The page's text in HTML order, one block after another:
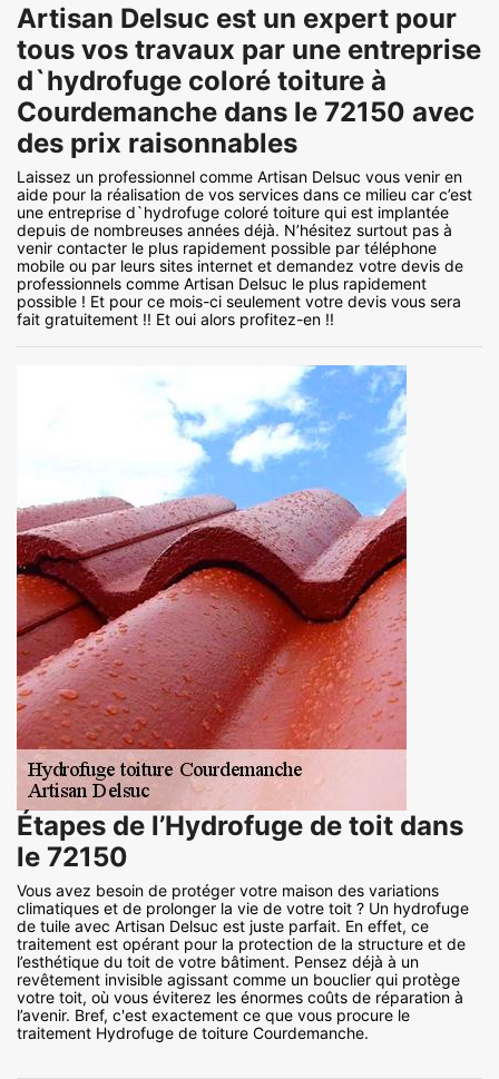
Artisan Delsuc est un expert pour
tous vos travaux par une entreprise
d`hydrofuge coloré toiture à
Courdemanche dans le 72150 avec
des prix raisonnables
Laissez un professionnel comme Artisan Delsuc vous venir en
aide pour la réalisation de vos services dans ce milieu car c’est
une entreprise d`hydrofuge coloré toiture qui est implantée
depuis de nombreuses années déjà. N’hésitez surtout pas à
venir contacter le plus rapidement possible par téléphone
mobile ou par leurs sites internet et demandez votre devis de
professionnels comme Artisan Delsuc le plus rapidement
possible ! Et pour ce mois-ci seulement votre devis vous sera
fait gratuitement !! Et oui alors profitez-en !!
Étapes de l’Hydrofuge de toit dans
le 72150
Vous avez besoin de protéger votre maison des variations
climatiques et de prolonger la vie de votre toit ? Un hydrofuge
de tuile avec Artisan Delsuc est juste parfait. En effet, ce
traitement est opérant pour la protection de la structure et de
l’esthétique du toit de votre bâtiment. Pensez déjà à un
revêtement invisible agissant comme un bouclier qui protège
votre toit, où vous éviterez les énormes coûts de réparation à
l’avenir. Bref, c'est exactement ce que vous procure le
traitement Hydrofuge de toiture Courdemanche.